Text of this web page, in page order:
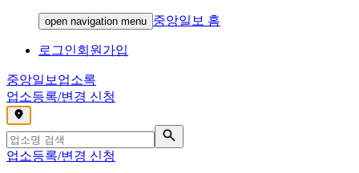
open navigation menu 중앙일보 홈
로그인회원가입
중앙일보 업소록
업소등록/변경 신청
,
업소등록/변경 신청